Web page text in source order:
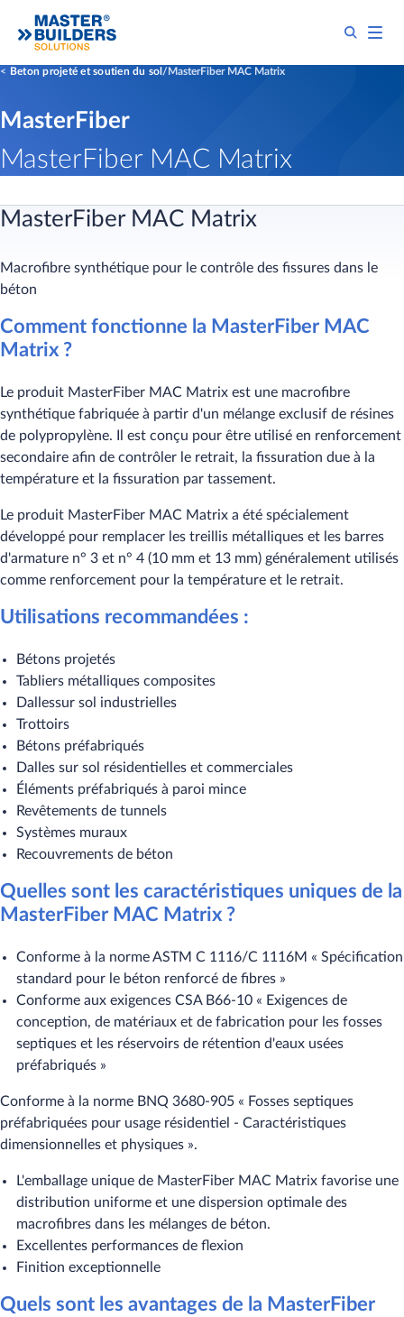
Beton projeté et soutien du sol MasterFiber MAC Matrix
MasterFiber
MasterFiber MAC Matrix
MasterFiber MAC Matrix
Macrofibre synthétique pour le contrôle des fissures dans le
béton
Comment fonctionne la MasterFiber MAC
Matrix ?
Le produit MasterFiber MAC Matrix est une macrofibre
synthétique fabriquée à partir d'un mélange exclusif de résines
de polypropylène. Il est conçu pour être utilisé en renforcement
secondaire afin de contrôler le retrait, la fissuration due à la
température et la fissuration par tassement.
Le produit MasterFiber MAC Matrix a été spécialement
développé pour remplacer les treillis métalliques et les barres
d'armature n° 3 et n° 4 (10 mm et 13 mm) généralement utilisés
comme renforcement pour la température et le retrait.
Utilisations recommandées :
Bétons projetés
Tabliers métalliques composites
Dallessur sol industrielles
Trottoirs
Bétons préfabriqués
Dalles sur sol résidentielles et commerciales
Éléments préfabriqués à paroi mince
Revêtements de tunnels
Systèmes muraux
Recouvrements de béton
Quelles sont les caractéristiques uniques de la
MasterFiber MAC Matrix ?
Conforme à la norme ASTM C 1116/C 1116M « Spécification
standard pour le béton renforcé de fibres »
Conforme aux exigences CSA B66-10 « Exigences de
conception, de matériaux et de fabrication pour les fosses
septiques et les réservoirs de rétention d'eaux usées
préfabriqués »
Conforme à la norme BNQ 3680-905 « Fosses septiques
préfabriquées pour usage résidentiel - Caractéristiques
dimensionnelles et physiques ».
L'emballage unique de MasterFiber MAC Matrix favorise une
distribution uniforme et une dispersion optimale des
macrofibres dans les mélanges de béton.
Excellentes performances de flexion
Finition exceptionnelle
Quels sont les avantages de la MasterFiber